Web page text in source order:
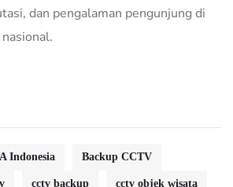
dan pengalaman pengunjung di
Indonesia Backup CCTV
cctv backup cctv objek wisata